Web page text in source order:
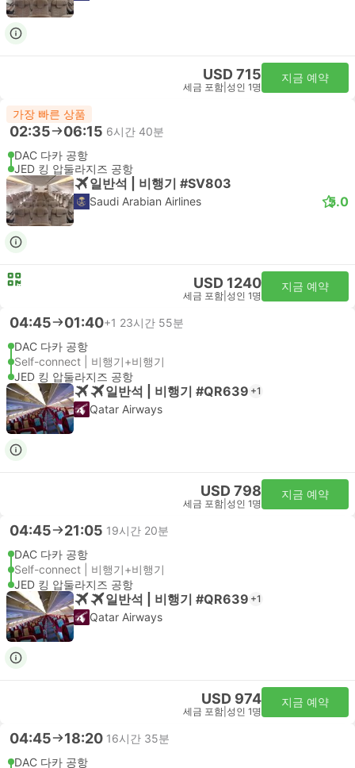
USD 715
세금 포함 성인 1명
지금 예약
가장 빠른 상품
02:35 06:15 6시간 40분
DAC 다카 공항
JED 킹 압둘라지즈 공항
일반석 | 비행기 #SV803
Saudi Arabian Airlines 5.0
USD 1240
세금 포함 성인 1명
지금 예약
04:45 01:40+1 23시간 55분
DAC 다카 공항
Self-connect | 비행기+비행기
JED 킹 압둘라지즈 공항
일반석 | 비행기 #QR639 +1
Qatar Airways
USD 798
세금 포함 성인 1명
지금 예약
04:45 21:05 19시간 20분
DAC 다카 공항
Self-connect | 비행기+비행기
JED 킹 압둘라지즈 공항
일반석 | 비행기 #QR639 +1
Qatar Airways
USD 974
세금 포함 성인 1명
지금 예약
04:45 18:20 16시간 35분
DAC 다카 공항